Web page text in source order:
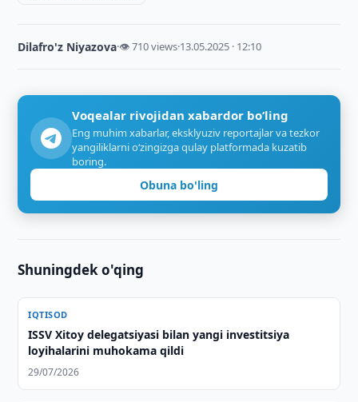
Dilafro'z Niyazova·👁 710 views·13.05.2025 · 12:10
Voqealar rivojidan xabardor bo‘ling
Eng muhim xabarlar, eksklyuziv reportajlar va tezkor
yangiliklarni o‘zingizga qulay platformada kuzatib
boring.
Obuna bo'ling
Shuningdek o'qing
IQTISOD
ISSV Xitoy delegatsiyasi bilan yangi investitsiya
loyihalarini muhokama qildi
29/07/2026